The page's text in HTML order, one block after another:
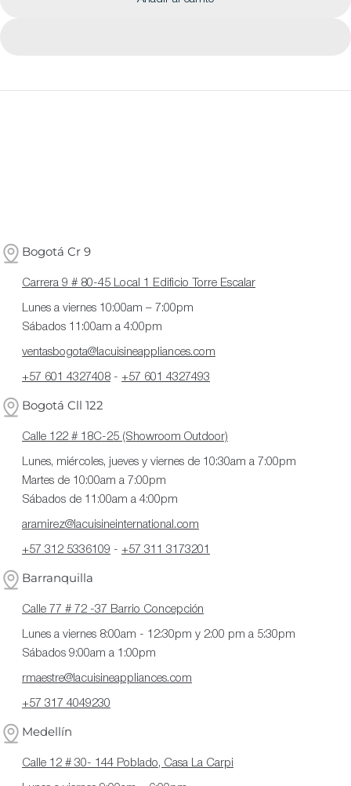
Bogotá Cr 9
Carrera 9 # 80-45 Local 1 Edificio Torre Escalar
Lunes a viernes 10:00am – 7:00pm
Sábados 11:00am a 4:00pm
ventasbogota@lacuisineappliances.com
+57 601 4327408 - +57 601 4327493
Bogotá Cll 122
Calle 122 # 18C-25 (Showroom Outdoor)
Lunes, miércoles, jueves y viernes de 10:30am a 7:00pm
Martes de 10:00am a 7:00pm
Sábados de 11:00am a 4:00pm
aramirez@lacuisineinternational.com
+57 312 5336109 - +57 311 3173201
Barranquilla
Calle 77 # 72 -37 Barrio Concepción
Lunes a viernes 8:00am - 12:30pm y 2:00 pm a 5:30pm
Sábados 9:00am a 1:00pm
rmaestre@lacuisineappliances.com
+57 317 4049230
Medellín
Calle 12 # 30- 144 Poblado, Casa La Carpi